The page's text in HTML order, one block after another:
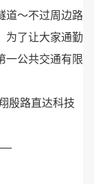
道～不过周边路
为了让大家通勤
一公共交通有限
殷路直达科技